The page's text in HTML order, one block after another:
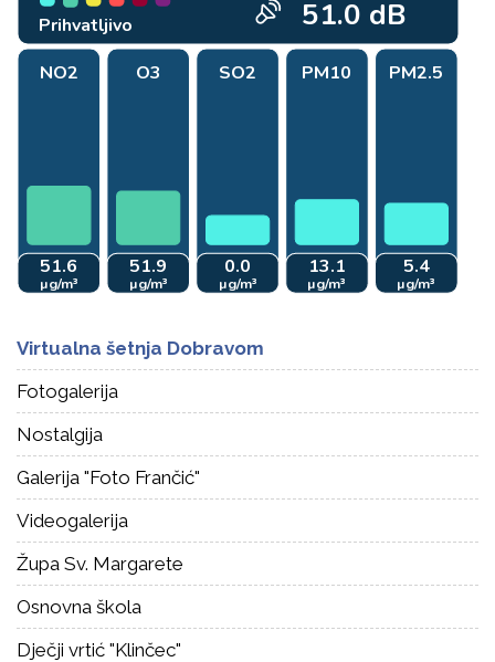
Virtualna šetnja Dobravom
Fotogalerija
Nostalgija
Galerija "Foto Frančić"
Videogalerija
Župa Sv. Margarete
Osnovna škola
Dječji vrtić "Klinčec"